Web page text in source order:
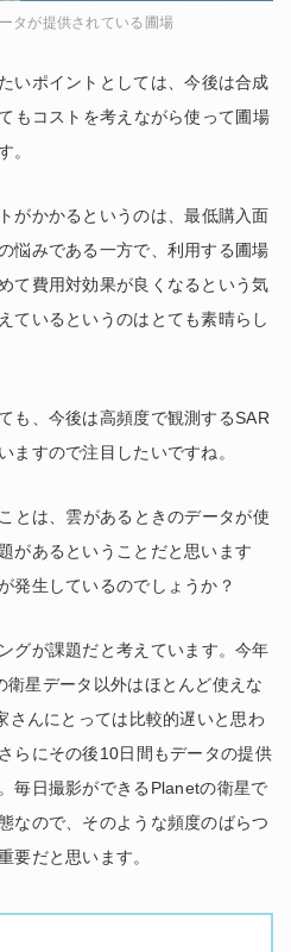
タが提供されている圃場
いポイントとしては、今後は合成
もコストを考えながら使って圃場
。
がかかるというのは、最低購入面
悩みである一方で、利用する圃場
て費用対効果が良くなるという気
ているというのはとても素晴らし
も、今後は高頻度で観測するSAR
ますので注目したいですね。
とは、雲があるときのデータが使
があるということだと思います
発生しているのでしょうか？
グが課題だと考えています。今年
星データ以外はほとんど使えな
さんにとっては比較的遅いと思わ
らにその後10日間もデータの提供
毎日撮影ができるPlanetの衛星で
なので、そのような頻度のばらつ
要だと思います。